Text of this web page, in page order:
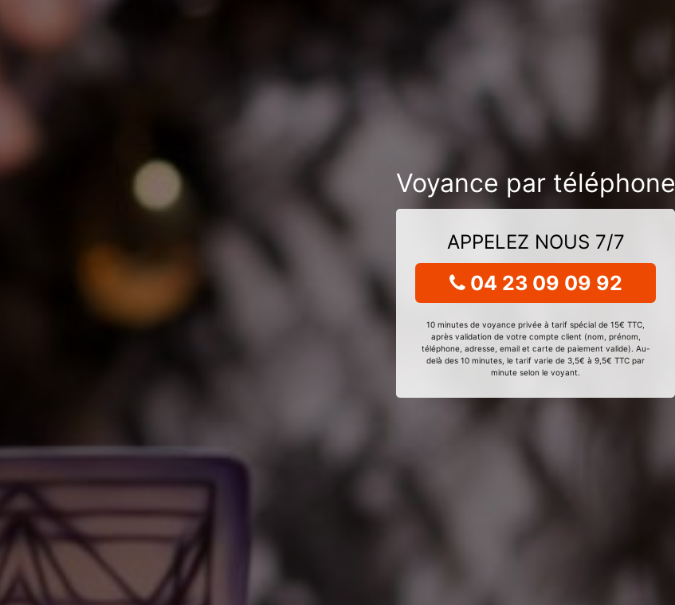
Voyance par téléphone
APPELEZ NOUS 7/7
04 23 09 09 92
10 minutes de voyance privée à tarif spécial de 15€ TTC,
après validation de votre compte client (nom, prénom,
téléphone, adresse, email et carte de paiement valide). Au-
delà des 10 minutes, le tarif varie de 3,5€ à 9,5€ TTC par
minute selon le voyant.